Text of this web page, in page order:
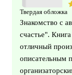
Твердая обложка
Знакомство с
счастье".
отличный
описательным